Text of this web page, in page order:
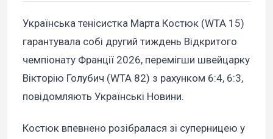
Українська тенісистка Марта Костюк (WTA 15)
гарантувала собі другий тиждень Відкритого
чемпіонату Франції 2026, перемігши швейцарку
Вікторію Голубич (WTA 82) з рахунком 6:4, 6:3,
повідомляють Українські Новини.
Костюк впевнено розібралася зі суперницею у